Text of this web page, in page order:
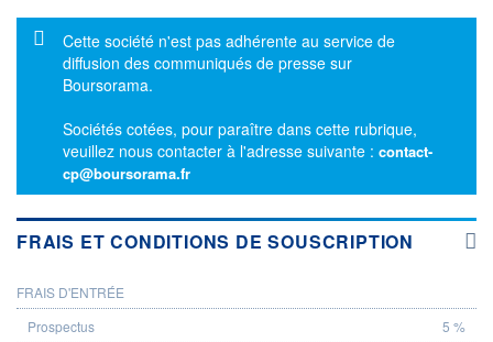
Message d'information
Cette société n'est pas adhérente au service de
diffusion des communiqués de presse sur
Boursorama.
Sociétés cotées, pour paraître dans cette rubrique,
veuillez nous contacter à l'adresse suivante : contact-
cp@boursorama.fr
FRAIS ET CONDITIONS DE SOUSCRIPTION
PROSPECTUS
FRAIS D'ENTRÉE
5 %